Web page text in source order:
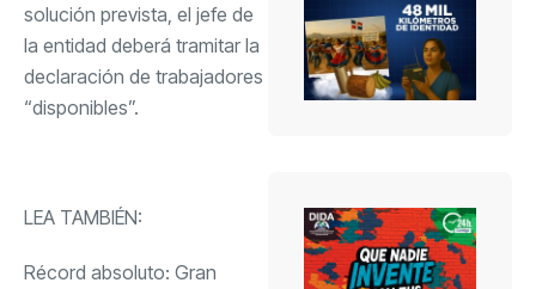
solución prevista, el jefe de
la entidad deberá tramitar la
declaración de trabajadores
“disponibles”.
LEA TAMBIÉN:
Récord absoluto: Gran